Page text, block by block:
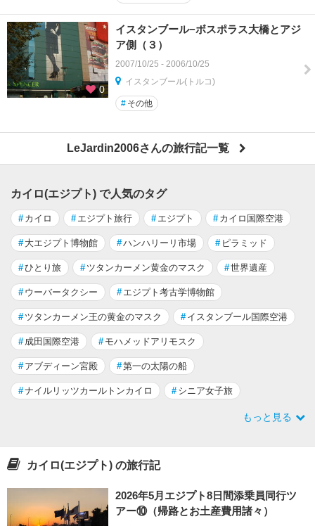
0
イスタンブール−ボスポラス大橋とアジ
ア側（３）
2007/10/25 - 2006/10/25
イスタンブール(トルコ)
# その他
LeJardin2006さんの旅行記一覧
カイロ(エジプト) で人気のタグ
# カイロ # エジプト旅行 # エジプト # カイロ国際空港
# 大エジプト博物館 #ハンハリーリ市場 # ピラミッド
#ひとり旅 # ツタンカーメン黄金のマスク #世界遺産
# ウーバータクシー # エジプト考古学博物館
# ツタンカーメン王の黄金のマスク # イスタンブール国際空港
# 成田国際空港 # モハメッドアリモスク
# アブディーン宮殿 #第一の太陽の船
#ナイルリッツカールトンカイロ # シニア女子旅
もっと見る
カイロ(エジプト) の旅行記
2026年5月エジプト8日間添乗員同行ツ
アー⑩（帰路とお土産費用諸々）